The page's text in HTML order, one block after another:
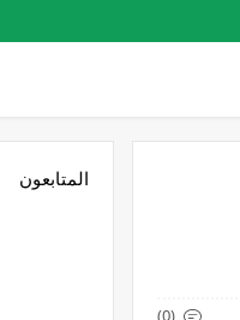
(0)
المتابعون